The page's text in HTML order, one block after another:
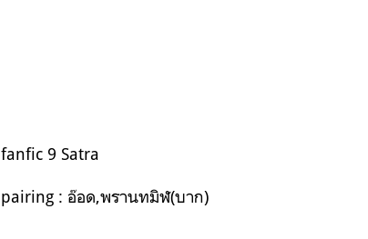
fanfic 9 Satra
pairing : อ๊อด,พรานทมิฬ(บาก)